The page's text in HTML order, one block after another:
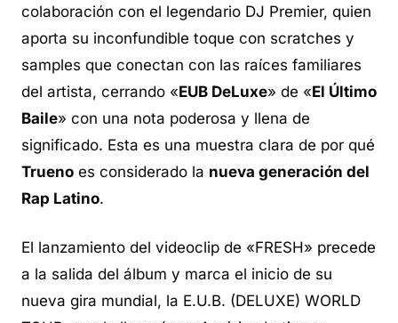
colaboración con el legendario DJ Premier, quien
aporta su inconfundible toque con scratches y
samples que conectan con las raíces familiares
del artista, cerrando «EUB DeLuxe» de «El Último
Baile» con una nota poderosa y llena de
significado. Esta es una muestra clara de por qué
Trueno es considerado la nueva generación del
Rap Latino.
El lanzamiento del videoclip de «FRESH» precede
a la salida del álbum y marca el inicio de su
nueva gira mundial, la E.U.B. (DELUXE) WORLD